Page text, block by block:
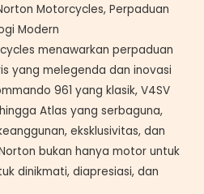
Motorcycles, Perpaduan
Modern
menawarkan perpaduan
yang melegenda dan inovasi
961 yang klasik, V4SV
Atlas yang serbaguna,
eksklusivitas, dan
bukan hanya motor untuk
dinikmati, diapresiasi, dan